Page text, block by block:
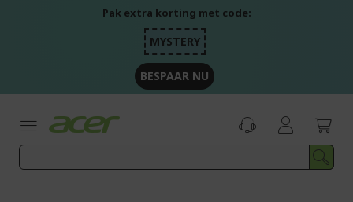
Pak extra korting met code:
MYSTERY
BESPAAR NU